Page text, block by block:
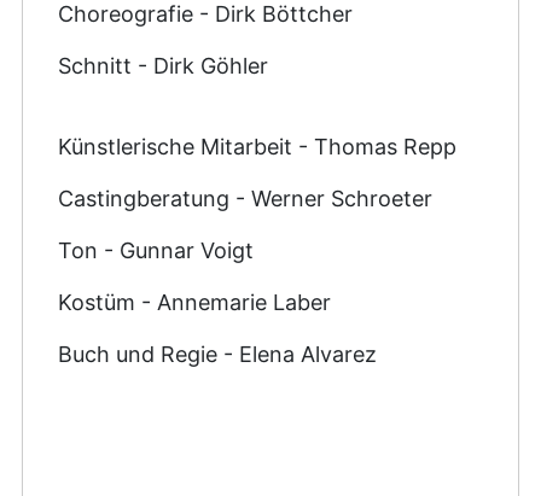
Choreografie - Dirk Böttcher
Schnitt - Dirk Göhler
Künstlerische Mitarbeit - Thomas Repp
Castingberatung - Werner Schroeter
Ton - Gunnar Voigt
Kostüm - Annemarie Laber
Buch und Regie - Elena Alvarez